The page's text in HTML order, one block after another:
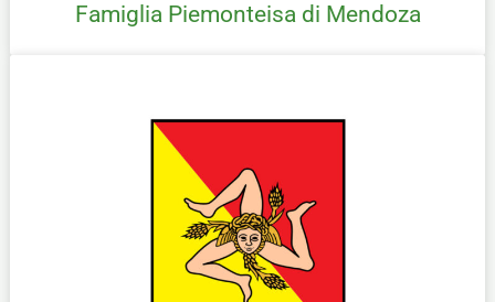
Famiglia Piemonteisa di Mendoza